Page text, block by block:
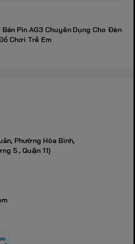
Pin AG3 Chuyên Dụng Cho Đèn
Chơi Trẻ Em
Phường Hòa Bình,
5 , Quận 11)